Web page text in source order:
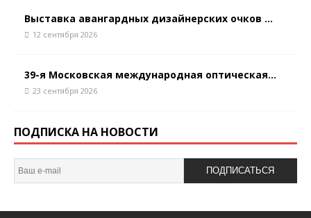
Выставка авангардных дизайнерских очков ...
12 сентября 2026
39-я Московская международная оптическая...
23 сентября 2026
ПОДПИСКА НА НОВОСТИ
ПОДПИСАТЬСЯ